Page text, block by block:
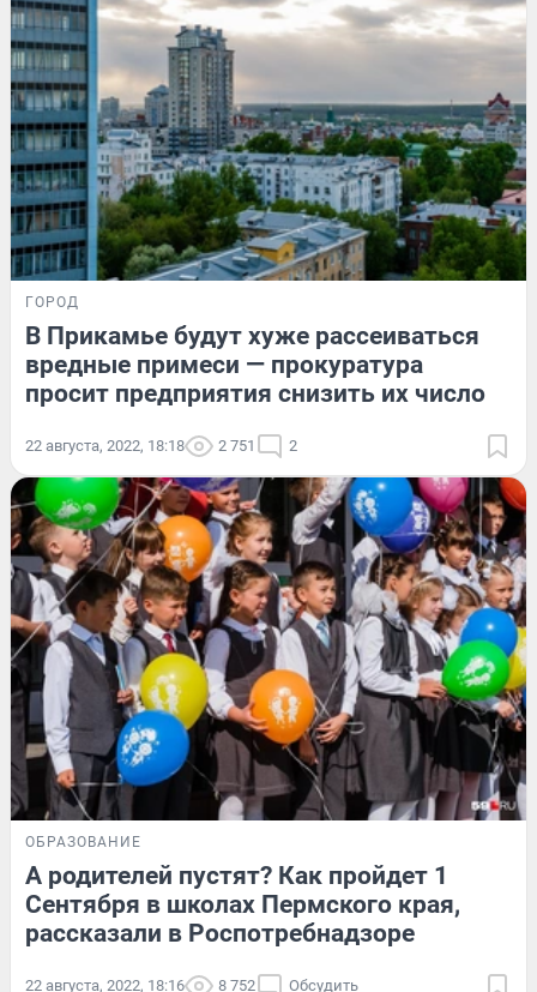
ГОРОД
В Прикамье будут хуже рассеиваться
вредные примеси — прокуратура
просит предприятия снизить их число
22 августа, 2022, 18:18 2 751 2
ОБРАЗОВАНИЕ
А родителей пустят? Как пройдет 1
Сентября в школах Пермского края,
рассказали в Роспотребнадзоре
22 августа, 2022, 18:16 8 752 Обсудить